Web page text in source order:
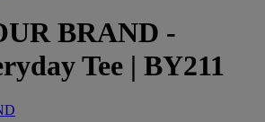
BRAND -
Tee | BY211